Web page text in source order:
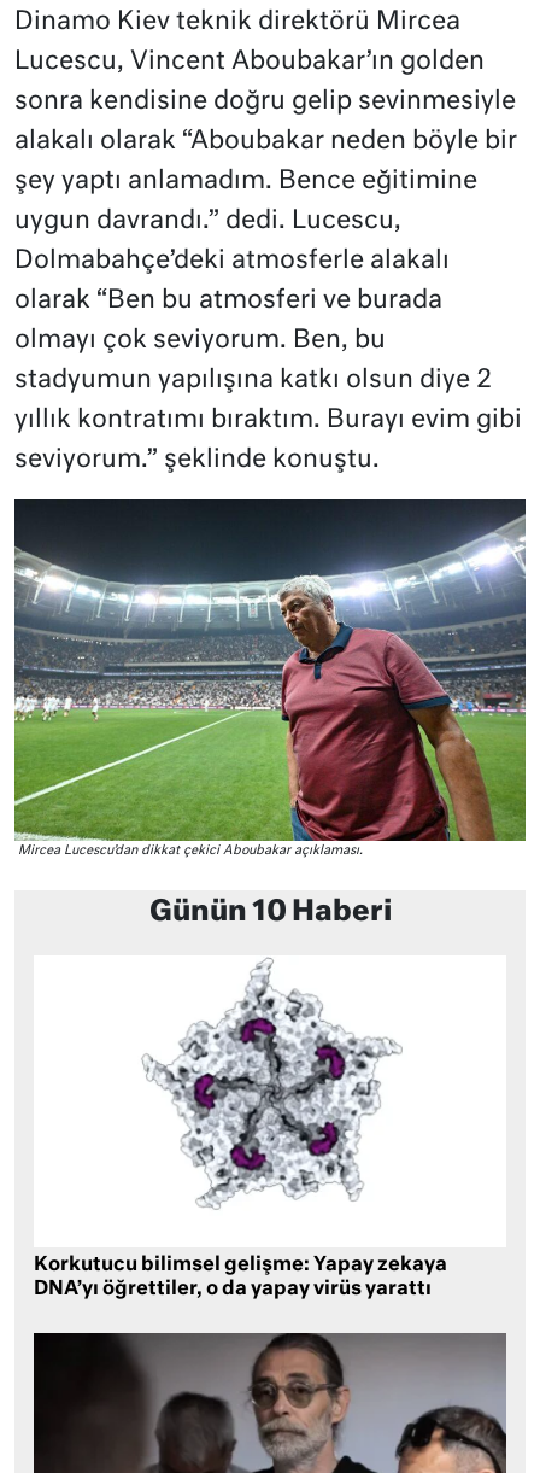
Dinamo Kiev teknik direktörü Mircea
Lucescu, Vincent Aboubakar’ın golden
sonra kendisine doğru gelip sevinmesiyle
alakalı olarak “Aboubakar neden böyle bir
şey yaptı anlamadım. Bence eğitimine
uygun davrandı.” dedi. Lucescu,
Dolmabahçe’deki atmosferle alakalı
olarak “Ben bu atmosferi ve burada
olmayı çok seviyorum. Ben, bu
stadyumun yapılışına katkı olsun diye 2
yıllık kontratımı bıraktım. Burayı evim gibi
seviyorum.” şeklinde konuştu.
Mircea Lucescu’dan dikkat çekici Aboubakar açıklaması.
Günün 10 Haberi
Korkutucu bilimsel gelişme: Yapay zekaya
DNA’yı öğrettiler, o da yapay virüs yarattı